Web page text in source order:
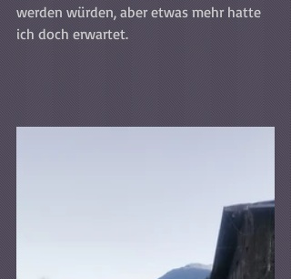
werden würden, aber etwas mehr hatte
ich doch erwartet.